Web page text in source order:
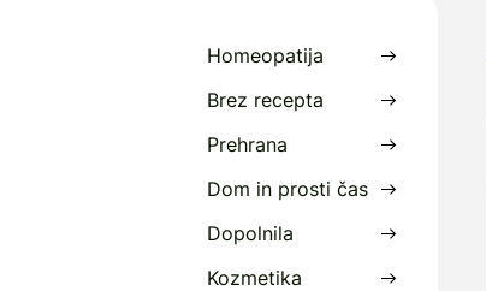
Homeopatija
Brez recepta
Prehrana
Dom in prosti čas
Dopolnila
Kozmetika